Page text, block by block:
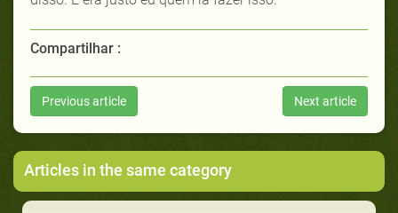
Compartilhar :
Previous article Next article
Articles in the same category